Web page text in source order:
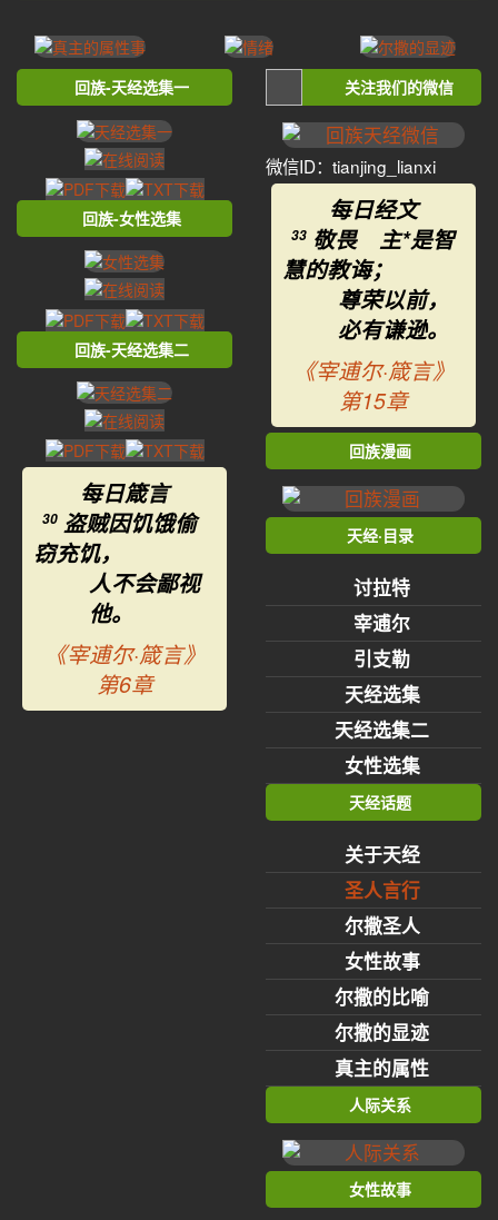
回族-天经选集一
回族-女性选集
回族-天经选集二
每日箴言
30 盗贼因饥饿偷
窃充饥，
人不会鄙视
他。
《宰逋尔·箴言》
第6章
关注我们的微信
微信ID：tianjing_lianxi
每日经文
33 敬畏 主*是智
慧的教诲；
尊荣以前，
必有谦逊。
《宰逋尔·箴言》
第15章
回族漫画
天经·目录
讨拉特
宰逋尔
引支勒
天经选集
天经选集二
女性选集
天经话题
关于天经
圣人言行
尔撒圣人
女性故事
尔撒的比喻
尔撒的显迹
真主的属性
人际关系
女性故事